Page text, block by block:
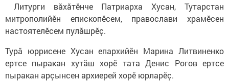
Литурги вăхăтӗнче Патриарха Хусан, Тутарстан
митрополийӗн епископӗсем, православи храмӗсен
настоятелӗсем пулăшрӗç.
Турă юррисене Хусан епархийӗн Марина Литвиненко
ертсе пыракан хутăш хорӗ тата Денис Рогов ертсе
пыракан арçынсен архиерей хорӗ юрларӗç.